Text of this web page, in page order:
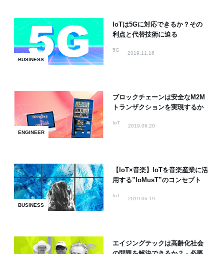
BUSINESS
IoTは5Gに対応できるか？その
利点と代替技術に迫る
5G
2019.11.16
ENGINEER
ブロックチェーンは安全なM2M
トランザクションを実現するか
IoT
2019.06.20
BUSINESS
【IoT×音楽】IoTを音楽産業に活
用する”IoMusT”のコンセプト
IoT
2019.06.19
エイジングテックは高齢化社会